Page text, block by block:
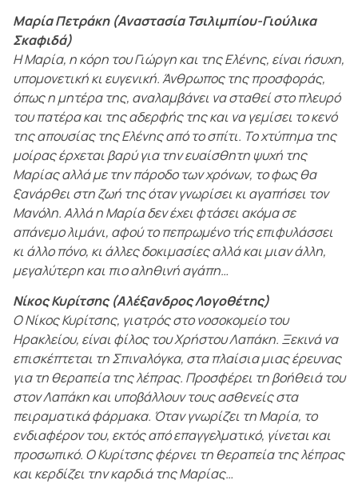
Μαρία Πετράκη (Αναστασία Τσιλιμπίου-Γιούλικα
Σκαφιδά)
Η Μαρία, η κόρη του Γιώργη και της Ελένης, είναι ήσυχη,
υπομονετική κι ευγενική. Άνθρωπος της προσφοράς,
όπως η μητέρα της, αναλαμβάνει να σταθεί στο πλευρό
του πατέρα και της αδερφής της και να γεμίσει το κενό
της απουσίας της Ελένης από το σπίτι. Το χτύπημα της
μοίρας έρχεται βαρύ για την ευαίσθητη ψυχή της
Μαρίας αλλά με την πάροδο των χρόνων, το φως θα
ξανάρθει στη ζωή της όταν γνωρίσει κι αγαπήσει τον
Μανόλη. Αλλά η Μαρία δεν έχει φτάσει ακόμα σε
απάνεμο λιμάνι, αφού το πεπρωμένο τής επιφυλάσσει
κι άλλο πόνο, κι άλλες δοκιμασίες αλλά και μιαν άλλη,
μεγαλύτερη και πιο αληθινή αγάπη…
Νίκος Κυρίτσης (Αλέξανδρος Λογοθέτης)
Ο Νίκος Κυρίτσης, γιατρός στο νοσοκομείο του
Ηρακλείου, είναι φίλος του Χρήστου Λαπάκη. Ξεκινά να
επισκέπτεται τη Σπιναλόγκα, στα πλαίσια μιας έρευνας
για τη θεραπεία της λέπρας. Προσφέρει τη βοήθειά του
στον Λαπάκη και υποβάλλουν τους ασθενείς στα
πειραματικά φάρμακα. Όταν γνωρίζει τη Μαρία, το
ενδιαφέρον του, εκτός από επαγγελματικό, γίνεται και
προσωπικό. Ο Κυρίτσης φέρνει τη θεραπεία της λέπρας
και κερδίζει την καρδιά της Μαρίας…